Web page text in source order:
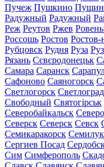
Пучеж Пушкино
Радужный Радужный
Реж Реутов Ржев
Россошь Ростов
Рубцовск Рудня Руза
Рязань Сєвєродонецьк
Самара Саранск
Сафоново Саяногорск
Светлогорск Светлоград
Свободный Святогірськ
Северобайкальск
Северск Северск Севск
Семикаракорск
Сергиев Посад
Сим Симферополь